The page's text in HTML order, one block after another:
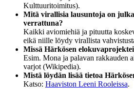
Kulttuuritoimitus).
Mitä virallisia lausuntoja on
verrattuna?
Kaikki aviomiehiä ja pituutta
eikä niille löydy virallista
Missä Härkösen
Esim. Mona ja palavan rakkauden
varjot (Wikipedia).
Mistä löydän lisää tietoa
Katso: Haaviston Leeni Rooleissa.